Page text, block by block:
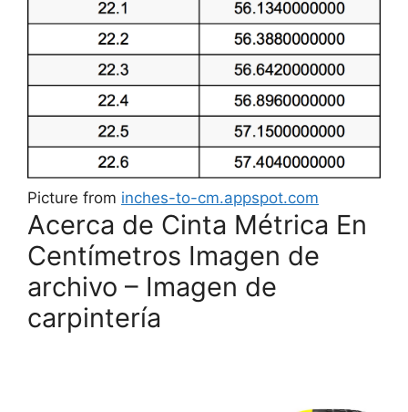
Picture from inches-to-cm.appspot.com
Acerca de Cinta Métrica En
Centímetros Imagen de
archivo – Imagen de
carpintería